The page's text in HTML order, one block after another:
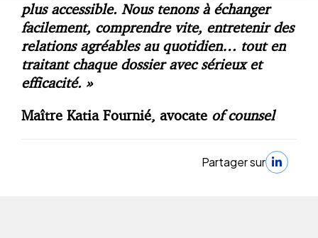
plus accessible. Nous tenons à échanger
facilement, comprendre vite, entretenir des
relations agréables au quotidien… tout en
traitant chaque dossier avec sérieux et
efficacité. »
Maître Katia Fournié, avocate of counsel
Partager sur